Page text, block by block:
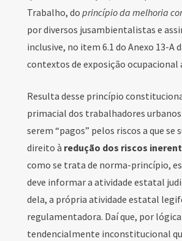
Trabalho, do princípio da melhoria
por diversos jusambientalistas e
inclusive, no item 6.1 do Anexo 13-A
contextos de exposição ocupacional
Resulta desse princípio
primacial dos trabalhadores urbanos
serem “pagos” pelos riscos a que se
direito à redução dos riscos
como se trata de norma-princípio,
deve informar a atividade estatal
dela, a própria atividade estatal
regulamentadora. Daí que, por lógica
tendencialmente inconstitucional